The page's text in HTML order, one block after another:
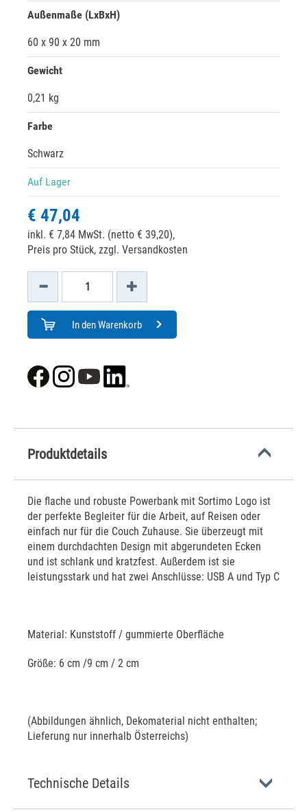
Außenmaße (LxBxH)
60 x 90 x 20 mm
Gewicht
0,21 kg
Farbe
Schwarz
Auf Lager
€ 47,04
inkl. € 7,84 MwSt. (netto € 39,20),
Preis pro Stück, zzgl. Versandkosten
In den Warenkorb
Produktdetails
Die flache und robuste Powerbank mit Sortimo Logo ist
der perfekte Begleiter für die Arbeit, auf Reisen oder
einfach nur für die Couch Zuhause. Sie überzeugt mit
einem durchdachten Design mit abgerundeten Ecken
und ist schlank und kratzfest. Außerdem ist sie
leistungsstark und hat zwei Anschlüsse: USB A und Typ C
Material: Kunststoff / gummierte Oberfläche
Größe: 6 cm /9 cm / 2 cm
(Abbildungen ähnlich, Dekomaterial nicht enthalten;
Lieferung nur innerhalb Österreichs)
Technische Details